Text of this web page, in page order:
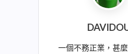
一個不務正業，甚